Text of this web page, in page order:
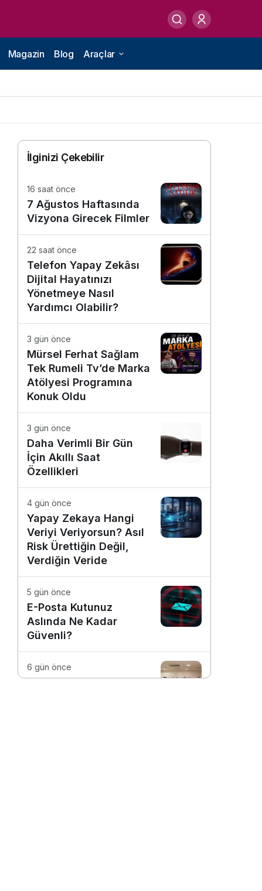
Magazin Blog Araçlar
İlginizi Çekebilir
16 saat önce
7 Ağustos Haftasında
Vizyona Girecek Filmler
22 saat önce
Telefon Yapay Zekâsı
Dijital Hayatınızı
Yönetmeye Nasıl
Yardımcı Olabilir?
3 gün önce
Mürsel Ferhat Sağlam
Tek Rumeli Tv’de Marka
Atölyesi Programına
Konuk Oldu
3 gün önce
Daha Verimli Bir Gün
İçin Akıllı Saat
Özellikleri
4 gün önce
Yapay Zekaya Hangi
Veriyi Veriyorsun? Asıl
Risk Ürettiğin Değil,
Verdiğin Veride
5 gün önce
E-Posta Kutunuz
Aslında Ne Kadar
Güvenli?
6 gün önce
Dijitalleşme Ebelik